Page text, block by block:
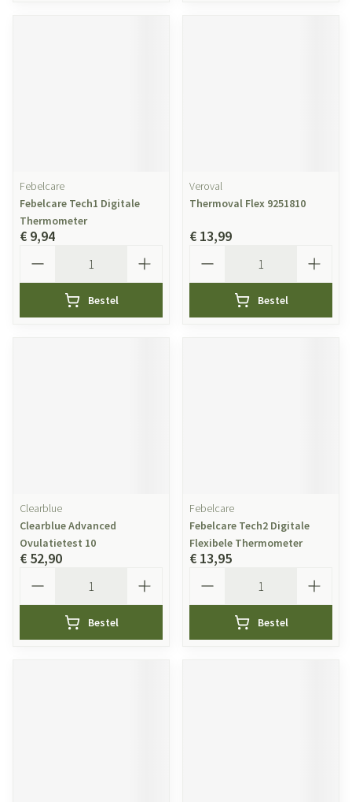
Febelcare
Febelcare Tech1 Digitale
Thermometer
€ 9,94
Bestel
Veroval
Thermoval Flex 9251810
€ 13,99
Bestel
Clearblue
Clearblue Advanced
Ovulatietest 10
€ 52,90
Bestel
Febelcare
Febelcare Tech2 Digitale
Flexibele Thermometer
€ 13,95
Bestel